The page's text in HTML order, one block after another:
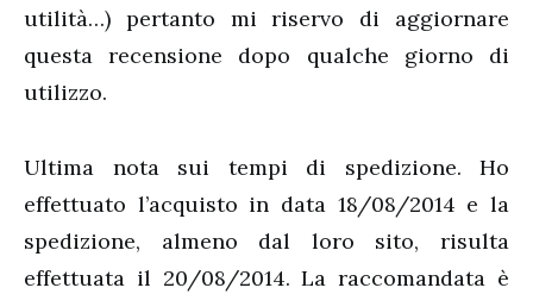
utilità…) pertanto mi riservo di aggiornare
questa recensione dopo qualche giorno di
utilizzo.
Ultima nota sui tempi di spedizione. Ho
effettuato l’acquisto in data 18/08/2014 e la
spedizione, almeno dal loro sito, risulta
effettuata il 20/08/2014. La raccomandata è